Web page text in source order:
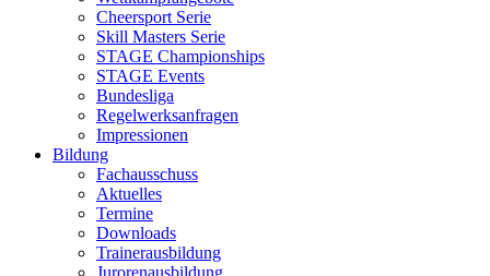
Cheersport Serie
Skill Masters Serie
STAGE Championships
STAGE Events
Bundesliga
Regelwerksanfragen
Impressionen
Bildung
Fachausschuss
Aktuelles
Termine
Downloads
Trainerausbildung
Jurorenausbildung